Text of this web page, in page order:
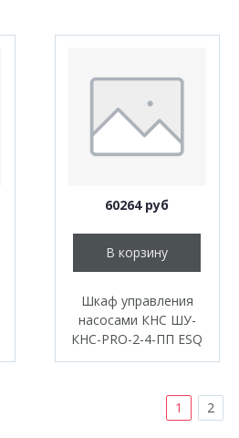
60264 руб
В корзину
Шкаф управления
насосами КНС ШУ-
КНС-PRO-2-4-ПП ESQ
1 2